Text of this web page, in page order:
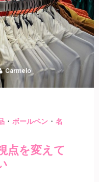
Carmelo
・ ボールペン ・ 名
点を変えて